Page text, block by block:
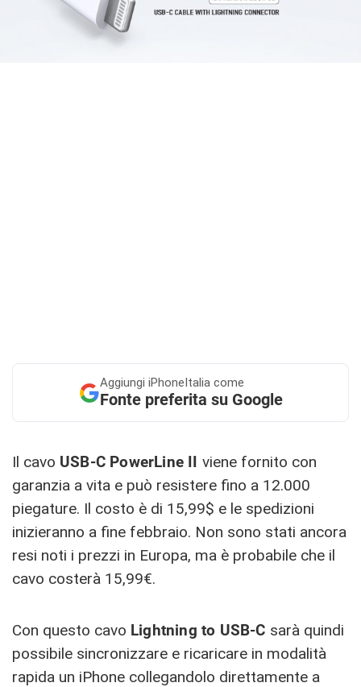
Aggiungi iPhoneItalia come
Fonte preferita su Google
Il cavo USB-C PowerLine II viene fornito con
garanzia a vita e può resistere fino a 12.000
piegature. Il costo è di 15,99$ e le spedizioni
inizieranno a fine febbraio. Non sono stati ancora
resi noti i prezzi in Europa, ma è probabile che il
cavo costerà 15,99€.
Con questo cavo Lightning to USB-C sarà quindi
possibile sincronizzare e ricaricare in modalità
rapida un iPhone collegandolo direttamente a